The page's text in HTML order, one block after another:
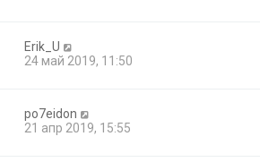
Erik_U
24 май 2019, 11:50
po7eidon
21 апр 2019, 15:55